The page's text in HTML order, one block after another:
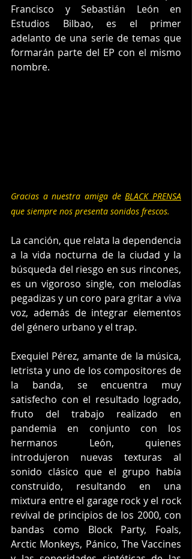
Francisco y Sebastián León en
Estudios Bilbao, es el primer
adelanto de una serie de temas que
formarán parte del EP con el mismo
nombre.
Gracias a nuestra amiga de BLACK PRENSA
que siempre nos presenta sonidos frescos.
La canción, que relata la dependencia
a la vida nocturna de la ciudad y la
búsqueda del riesgo en sus rincones,
es un vigoroso single, con melodías
pegadizas y un coro para gritar a viva
voz, además de integrar elementos
del género urbano y el trap.
Exequiel Pérez, amante de la música,
letrista y uno de los compositores de
la banda, se encuentra muy
satisfecho con el resultado logrado,
fruto del trabajo realizado en
pandemia en conjunto con los
hermanos León, quienes
introdujeron nuevas texturas al
sonido clásico que el grupo había
construido, resultando en una
mixtura entre el garage rock y el rock
revival de principios de los 2000, con
bandas como Block Party, Foals,
Arctic Monkeys, Pánico, The Vaccines